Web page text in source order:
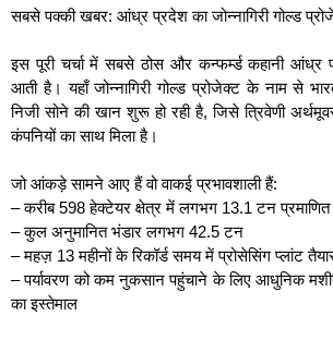
सबसे पक्की खबर: आंध्र प्रदेश का जोन्नागिरी गोल्ड
इस पूरी चर्चा में सबसे ठोस और कन्फर्म्ड कहानी
आती है। यहाँ जोन्नागिरी गोल्ड प्रोजेक्ट के नाम से
निजी सोने की खान शुरू हो रही है, जिसे त्रिवेणी
कंपनियों का साथ मिला है।
जो आंकड़े सामने आए हैं वो वाकई प्रभावशाली हैं:
– करीब 598 हेक्टेयर क्षेत्र में लगभग 13.1 टन
– कुल अनुमानित भंडार लगभग 42.5 टन
– महज़ 13 महीनों के रिकॉर्ड समय में प्रोसेसिंग प्लांट
– पर्यावरण को कम नुकसान पहुंचाने के लिए आधुनिक
का इस्तेमाल